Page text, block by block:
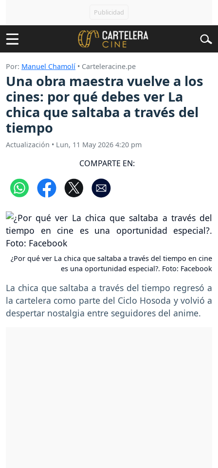
Por: Manuel Chamolí • Carteleracine.pe
Una obra maestra vuelve a los
cines: por qué debes ver La
chica que saltaba a través del
tiempo
Actualización • Lun, 11 May 2026 4:20 pm
COMPARTE EN:
¿Por qué ver La chica que saltaba a través del tiempo en cine
es una oportunidad especial?. Foto: Facebook
La chica que saltaba a través del tiempo regresó a
la cartelera como parte del Ciclo Hosoda y volvió a
despertar nostalgia entre seguidores del anime.